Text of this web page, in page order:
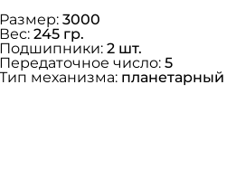
Размер: 3000
Вес: 245 гр.
Подшипники: 2 шт.
Передаточное число: 5
Тип механизма: планетарный